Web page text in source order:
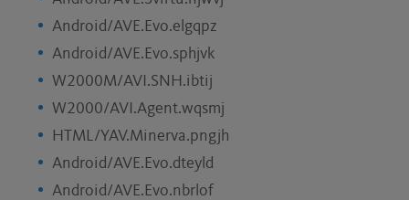
Android/AVE.Evo.elgqpz
Android/AVE.Evo.sphjvk
W2000M/AVI.SNH.ibtij
W2000/AVI.Agent.wqsmj
HTML/YAV.Minerva.pngjh
Android/AVE.Evo.dteyld
Android/AVE.Evo.nbrlof